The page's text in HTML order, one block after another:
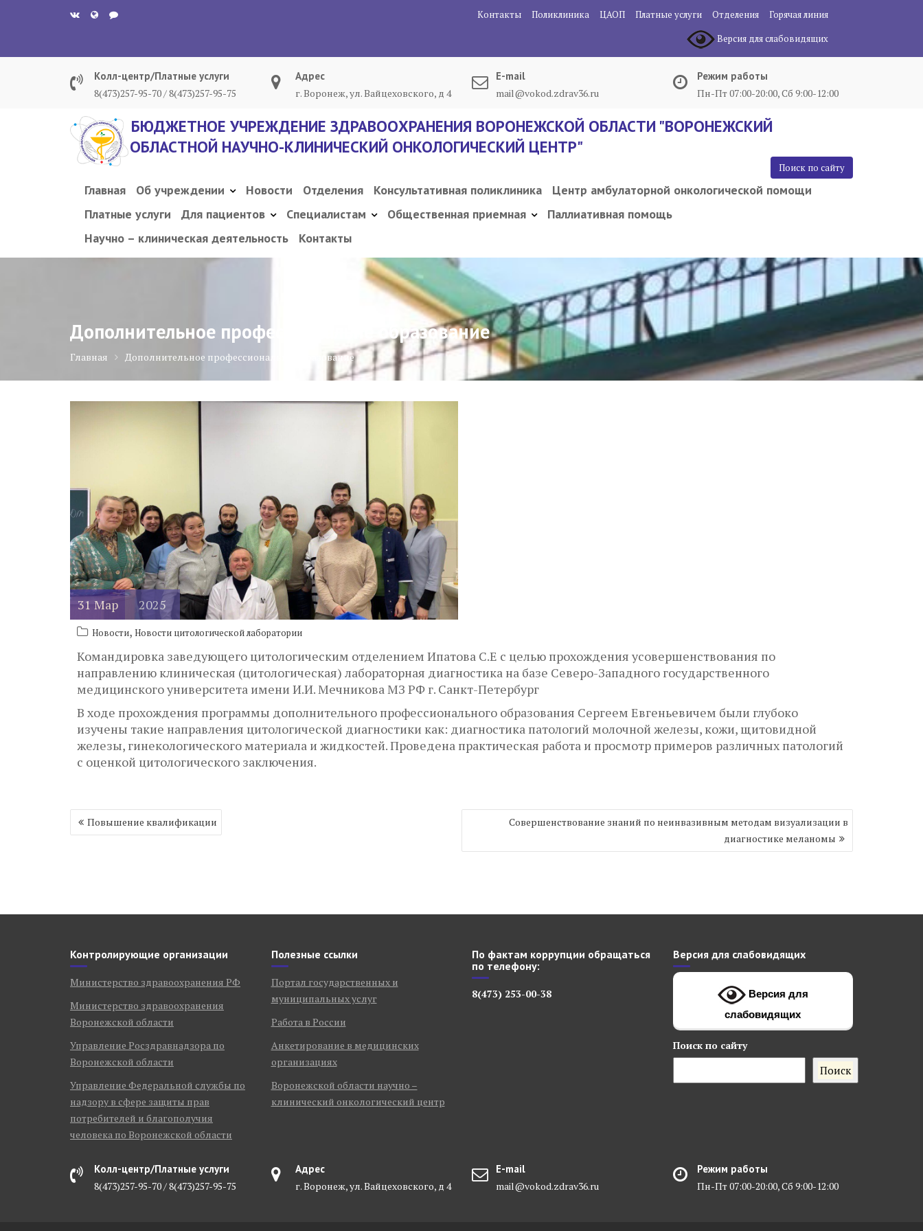
Контакты Поликлиника ЦАОП Платные услуги Отделения
Горячая линия
Версия для слабовидящих
Колл-центр/Платные услуги
8(473)257-95-70 / 8(473)257-95-75
Адрес
г. Воронеж, ул. Вайцеховского, д 4
E-mail
mail@vokod.zdrav36.ru
Режим работы
Пн-Пт 07:00-20:00, Сб 9:00-12:00
БЮДЖЕТНОЕ УЧРЕЖДЕНИЕ ЗДРАВООХРАНЕНИЯ ВОРОНЕЖСКОЙ ОБЛАСТИ "ВОРОНЕЖСКИЙ
ОБЛАСТНОЙ НАУЧНО-КЛИНИЧЕСКИЙ ОНКОЛОГИЧЕСКИЙ ЦЕНТР"
Поиск по сайту
Главная Об учреждении Новости Отделения Консультативная поликлиника
Центр амбулаторной онкологической помощи
Платные услуги
Для пациентов Специалистам Общественная приемная
Паллиативная помощь
Научно – клиническая деятельность
Контакты
Дополнительное профессиональне образование
Главная Дополнительное профессиональне образование
31 Мар 2025
Новости, Новости цитологической лаборатории
Командировка заведующего цитологическим отделением Ипатова С.Е с целью прохождения усовершенствования по
направлению клиническая (цитологическая) лабораторная диагностика на базе Северо-Западного государственного
медицинского университета имени И.И. Мечникова МЗ РФ г. Санкт-Петербург
В ходе прохождения программы дополнительного профессионального образования Сергеем Евгеньевичем были глубоко
изучены такие направления цитологической диагностики как: диагностика патологий молочной железы, кожи, щитовидной
железы, гинекологического материала и жидкостей. Проведена практическая работа и просмотр примеров различных патологий
с оценкой цитологического заключения.
Навигация
по
Повышение квалификации
Совершенствование знаний по неинвазивным методам визуализации в
диагностике меланомы
Контролирующие организации
Министерство здравоохранения РФ
Министерство здравоохранения
Воронежской области
Управление Росздравнадзора по
Воронежской области
Управление Федеральной службы по
надзору в сфере защиты прав
потребителей и благополучия
человека по Воронежской области
Полезные ссылки
Портал государственных и
муниципальных услуг
Работа в России
Анкетирование в медицинских
организациях
Воронежской области научно –
клинический онкологический центр
По фактам коррупции обращаться
по телефону:
8(473) 253-00-38
Версия для слабовидящих
Версия для
слабовидящих
Поискпо сайту
Поиск
Колл-центр/Платные услуги
8(473)257-95-70 / 8(473)257-95-75
Адрес
г. Воронеж, ул. Вайцеховского, д 4
E-mail
mail@vokod.zdrav36.ru
Режим работы
Пн-Пт 07:00-20:00, Сб 9:00-12:00